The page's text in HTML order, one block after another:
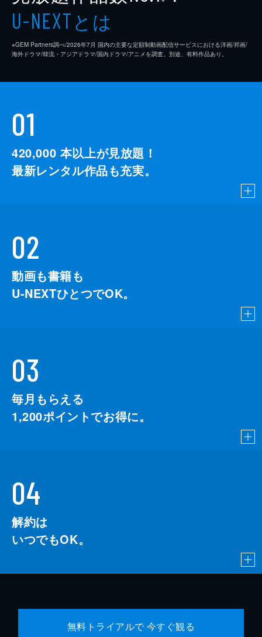
U-NEXTとは
※GEM Partners調べ/2026年7⽉ 国内の主要な定額制動画配信サービスにおける洋画/邦画/
海外ドラマ/韓流・アジアドラマ/国内ドラマ/アニメを調査。別途、有料作品あり。
01
420,000 本以上が見放題！
最新レンタル作品も充実。
02
動画も書籍も
U-NEXTひとつでOK。
03
毎月もらえる
1,200ポイントでお得に。
04
解約は
いつでもOK。
無料トライアルで 今すぐ観る